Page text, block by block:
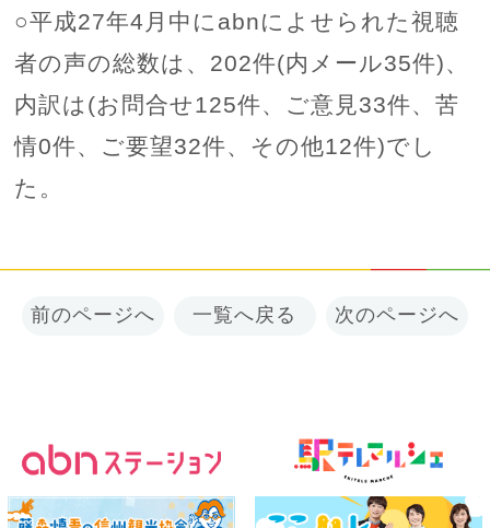
○平成27年4月中にabnによせられた視聴
者の声の総数は、202件(内メール35件)、
内訳は(お問合せ125件、ご意見33件、苦
情0件、ご要望32件、その他12件)でし
た。
前のページへ 一覧へ戻る 次のページへ